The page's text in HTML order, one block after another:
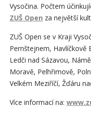
Vysočina. Počtem
ZUŠ Open za největší
ZUŠ Open se v Kraji
Pernštejnem, Havlíčkově
Ledči nad Sázavou,
Moravě, Pelhřimově,
Velkém Meziříčí, Žďáru
Více informací na: